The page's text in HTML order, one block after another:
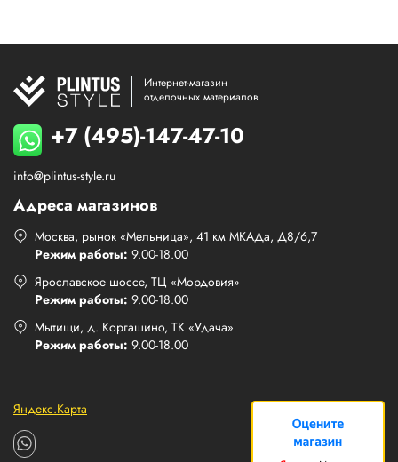
Интернет-магазин
отделочных материалов
+7 (495)-147-47-10
info@plintus-style.ru
Адреса магазинов
Москва, рынок «Мельница», 41 км МКАДа, Д8/6,7
Режим работы: 9.00-18.00
Ярославское шоссе, ТЦ «Мордовия»
Режим работы: 9.00-18.00
Мытищи, д. Коргашино, ТК «Удача»
Режим работы: 9.00-18.00
Яндекс.Карта